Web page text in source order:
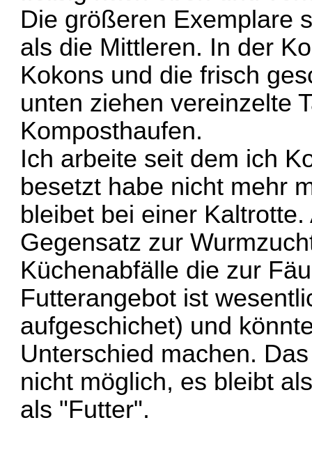
Die größeren Exemplare
als die Mittleren. In der
Kokons und die frisch
unten ziehen vereinzelte
Komposthaufen.
Ich arbeite seit dem ich
besetzt habe nicht mehr
bleibet bei einer
Gegensatz zur
Küchenabfälle die zur
Futterangebot ist
aufgeschichet) und
Unterschied machen.
nicht möglich, es bleibt
als "Futter".